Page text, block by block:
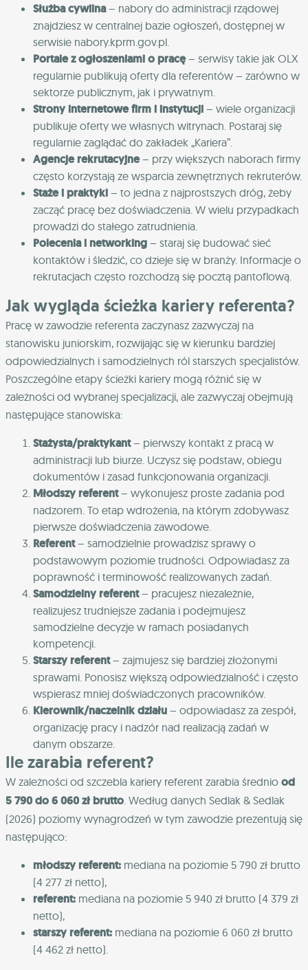
Służba cywilna– nabory do administracji rządowej
znajdziesz w centralnej bazie ogłoszeń, dostępnej w
serwisie nabory.kprm.gov.pl.
Portale z ogłoszeniami o pracę– serwisy takie jak OLX
regularnie publikują oferty dla referentów – zarówno w
sektorze publicznym, jak i prywatnym.
Strony internetowe firm i instytucji – wiele organizacji
publikuje oferty we własnych witrynach. Postaraj się
regularnie zaglądać do zakładek „Kariera”.
Agencje rekrutacyjne– przy większych naborach firmy
często korzystają ze wsparcia zewnętrznych rekruterów.
Staże i praktyki – to jedna z najprostszych dróg, żeby
zacząć pracę bez doświadczenia. W wielu przypadkach
prowadzi do stałego zatrudnienia.
Polecenia i networking – staraj się budować sieć
kontaktów i śledzić, co dzieje się w branży. Informacje o
rekrutacjach często rozchodzą się pocztą pantoflową.
Jak wygląda ścieżka kariery referenta?
Pracę w zawodzie referenta zaczynasz zazwyczaj na
stanowisku juniorskim, rozwijając się w kierunku bardziej
odpowiedzialnych i samodzielnych ról starszych specjalistów.
Poszczególne etapy ścieżki kariery mogą różnić się w
zależności od wybranej specjalizacji, ale zazwyczaj obejmują
następujące stanowiska:
Stażysta/praktykant– pierwszy kontakt z pracą w
administracji lub biurze. Uczysz się podstaw, obiegu
dokumentów i zasad funkcjonowania organizacji.
Młodszy referent– wykonujesz proste zadania pod
nadzorem. To etap wdrożenia, na którym zdobywasz
pierwsze doświadczenia zawodowe.
Referent– samodzielnie prowadzisz sprawy o
podstawowym poziomie trudności. Odpowiadasz za
poprawność i terminowość realizowanych zadań.
Samodzielny referent– pracujesz niezależnie,
realizujesz trudniejsze zadania i podejmujesz
samodzielne decyzje w ramach posiadanych
kompetencji.
Starszy referent– zajmujesz się bardziej złożonymi
sprawami. Ponosisz większą odpowiedzialność i często
wspierasz mniej doświadczonych pracowników.
Kierownik/naczelnik działu – odpowiadasz za zespół,
organizację pracy i nadzór nad realizacją zadań w
danym obszarze.
Ile zarabia referent?
W zależności od szczebla kariery referent zarabia średnio od
5 790 do 6 060 zł brutto. Według danych Sedlak & Sedlak
(2026) poziomy wynagrodzeń w tym zawodzie prezentują się
następująco:
młodszy referent: mediana na poziomie 5 790 zł brutto
(4 277 zł netto),
referent: mediana na poziomie 5 940 zł brutto (4 379 zł
netto),
starszy referent: mediana na poziomie 6 060 zł brutto
(4 462 zł netto).